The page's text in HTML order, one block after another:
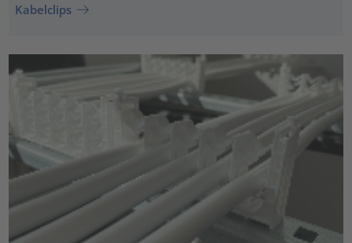
Kabelclips